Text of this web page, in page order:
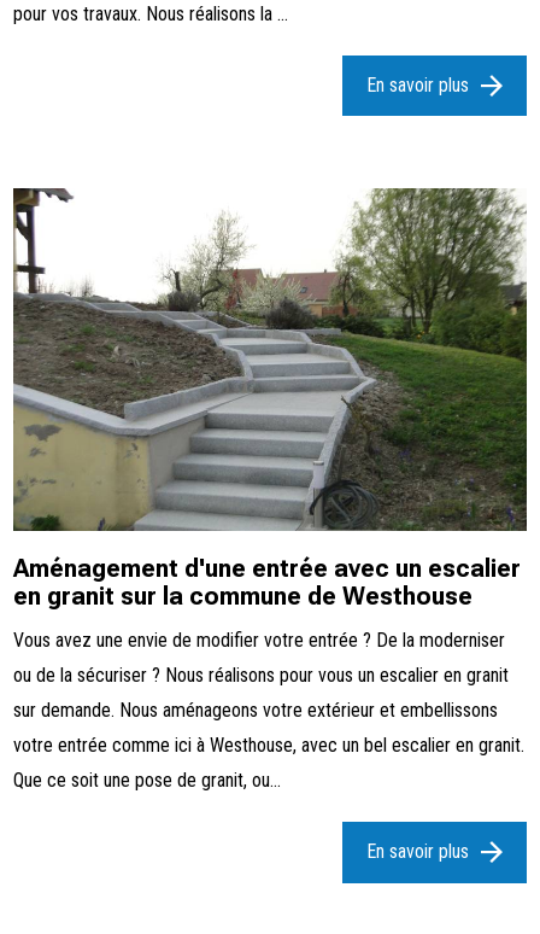
pour vos travaux. Nous réalisons la ...
En savoir plus
Aménagement d'une entrée avec un escalier
en granit sur la commune de Westhouse
Vous avez une envie de modifier votre entrée ? De la moderniser
ou de la sécuriser ? Nous réalisons pour vous un escalier en granit
sur demande. Nous aménageons votre extérieur et embellissons
votre entrée comme ici à Westhouse, avec un bel escalier en granit.
Que ce soit une pose de granit, ou...
En savoir plus